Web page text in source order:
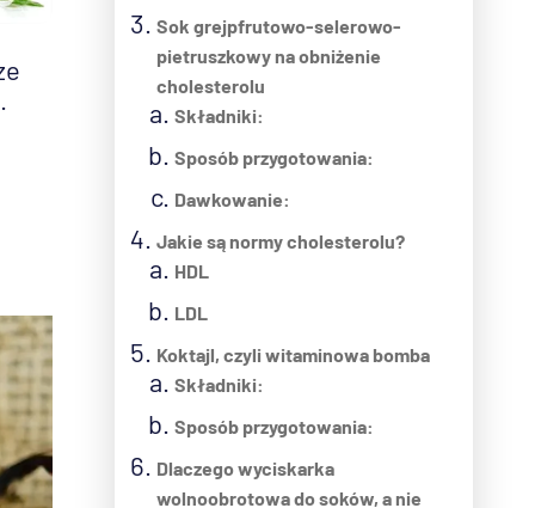
Sok grejpfrutowo-selerowo-
pietruszkowy na obniżenie
cholesterolu
Składniki:
Sposób przygotowania:
Dawkowanie:
Jakie są normy cholesterolu?
HDL
LDL
Koktajl, czyli witaminowa bomba
Składniki:
Sposób przygotowania:
Dlaczego wyciskarka
wolnoobrotowa do soków, a nie